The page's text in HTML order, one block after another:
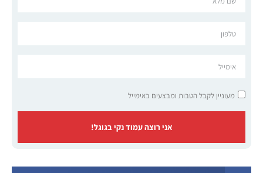
מעוניין לקבל הטבות ומבצעים באימייל
אני רוצה עמוד נקי בגוגל!